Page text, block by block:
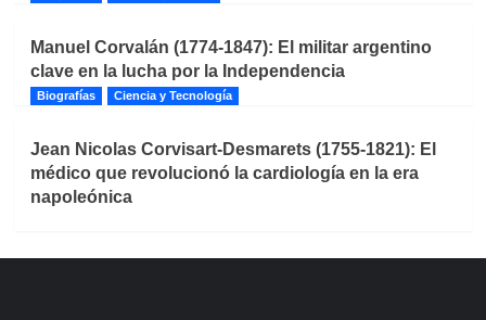
Manuel Corvalán (1774-1847): El militar argentino
clave en la lucha por la Independencia
Biografías Ciencia y Tecnología
Jean Nicolas Corvisart-Desmarets (1755-1821): El
médico que revolucionó la cardiología en la era
napoleónica